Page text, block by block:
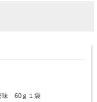
味 60ｇ１袋